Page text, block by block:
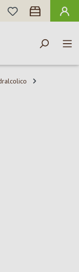
HAI 0 ARTICOLI